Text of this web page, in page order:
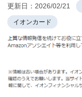
更新日： 2026/02/21
イオンカード